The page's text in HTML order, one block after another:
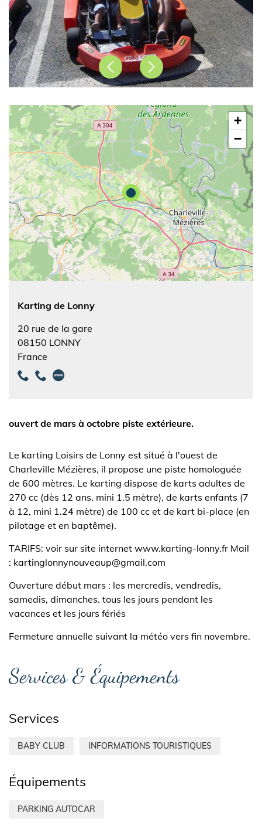
PrécédentSuivant
+
−
Karting de Lonny
20 rue de la gare
08150 LONNY
France
ouvert de mars à octobre piste extérieure.
Le karting Loisirs de Lonny est situé à l'ouest de
Charleville Mézières, il propose une piste homologuée
de 600 mètres. Le karting dispose de karts adultes de
270 cc (dès 12 ans, mini 1.5 mètre), de karts enfants (7
à 12, mini 1.24 mètre) de 100 cc et de kart bi-place (en
pilotage et en baptême).
TARIFS: voir sur site internet www.karting-lonny.fr Mail
: kartinglonnynouveaup@gmail.com
Ouverture début mars : les mercredis, vendredis,
samedis, dimanches. tous les jours pendant les
vacances et les jours fériés
Fermeture annuelle suivant la météo vers fin novembre.
Services & Équipements
Services
BABY CLUB INFORMATIONS TOURISTIQUES
Équipements
PARKING AUTOCAR